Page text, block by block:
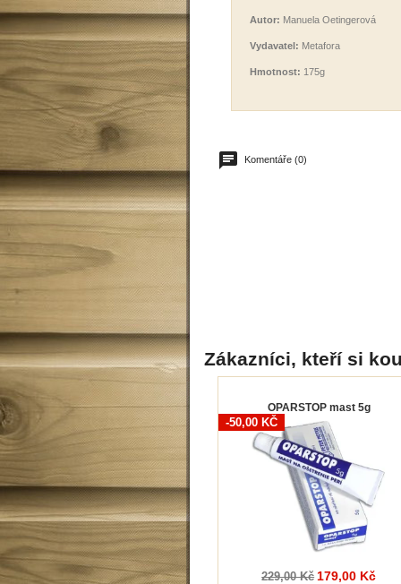
Autor: Manuela Oetingerová
Vydavatel: Metafora
Hmotnost: 175g
Komentáře (0)
Zákazníci, kteří si
OPARSTOP mast 5g
-50,00 KČ
229,00 Kč 179,00 Kč